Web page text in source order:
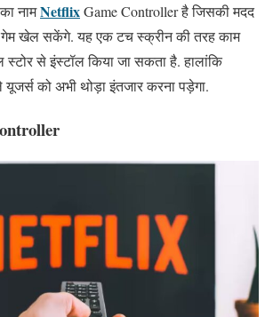
नामNetflixGame Controller है जिसकी मदद
खेल सकेंगे. यह एक टच स्क्रीन की तरह काम
स्टोर से इंस्टॉल किया जा सकता है. हालांकि
को अभी थोड़ा इंतजार करना पड़ेगा.